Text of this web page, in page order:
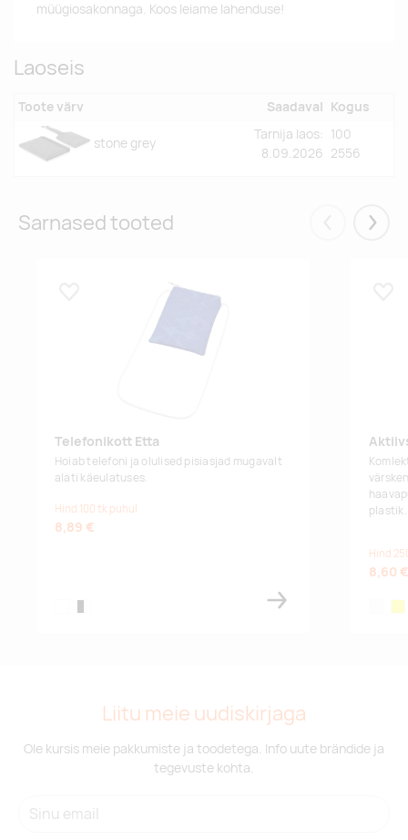
müügiosakonnaga. Koos leiame lahenduse!
Laoseis
Toote värv Saadaval Kogus
stone grey
Tarnija laos:
8.09.2026
100
2556
Sarnased tooted Eelmised
Telefonikott Etta
Hoiab telefoni ja olulised pisiasjad mugavalt
alati käeulatuses.
Hind 100 tk puhul
8,89 €
plastik.
Hind
8,60 €
Liitu meie uudiskirjaga
Ole kursis meie pakkumiste ja toodetega. Info uute brändide ja
tegevuste kohta.